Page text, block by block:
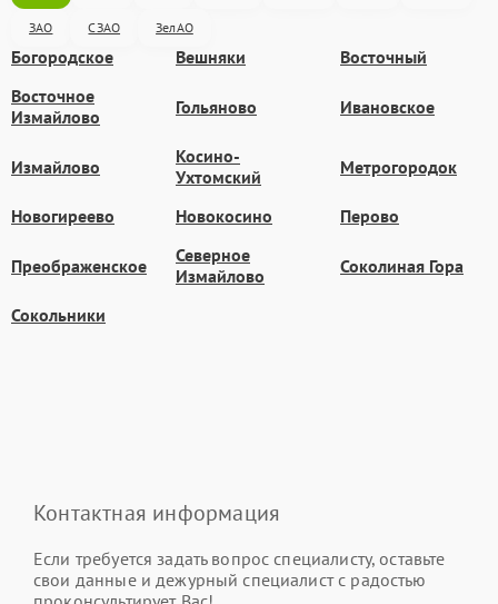
ЗАО СЗАО ЗелАО
Богородское Вешняки
Восточный
Восточное
Измайлово
Гольяново Ивановское
Измайлово
Косино-
Ухтомский
Метрогородок
Новогиреево Новокосино Перово
Преображенское
Северное
Измайлово
Соколиная Гора
Сокольники
Контактная информация
Если требуется задать вопрос специалисту, оставьте
свои данные и дежурный специалист с радостью